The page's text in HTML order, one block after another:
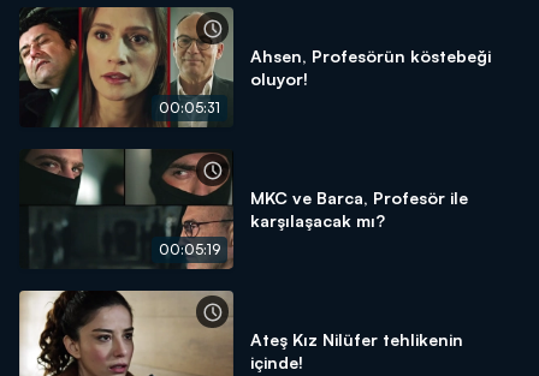
00:05:31
Ahsen, Profesörün köstebeği
oluyor!
00:05:19
MKC ve Barca, Profesör ile
karşılaşacak mı?
Ateş Kız Nilüfer tehlikenin
içinde!